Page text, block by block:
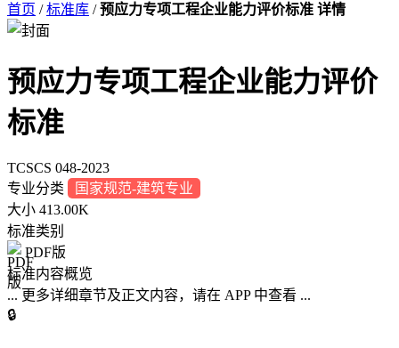
首页 / 标准库 / 预应力专项工程企业能力评价标准 详情
预应力专项工程企业能力评价
标准
TCSCS 048-2023
专业分类
国家规范-建筑专业
大小 413.00K
标准类别
PDF版
标准内容概览
... 更多详细章节及正文内容，请在 APP 中查看 ...
🔒